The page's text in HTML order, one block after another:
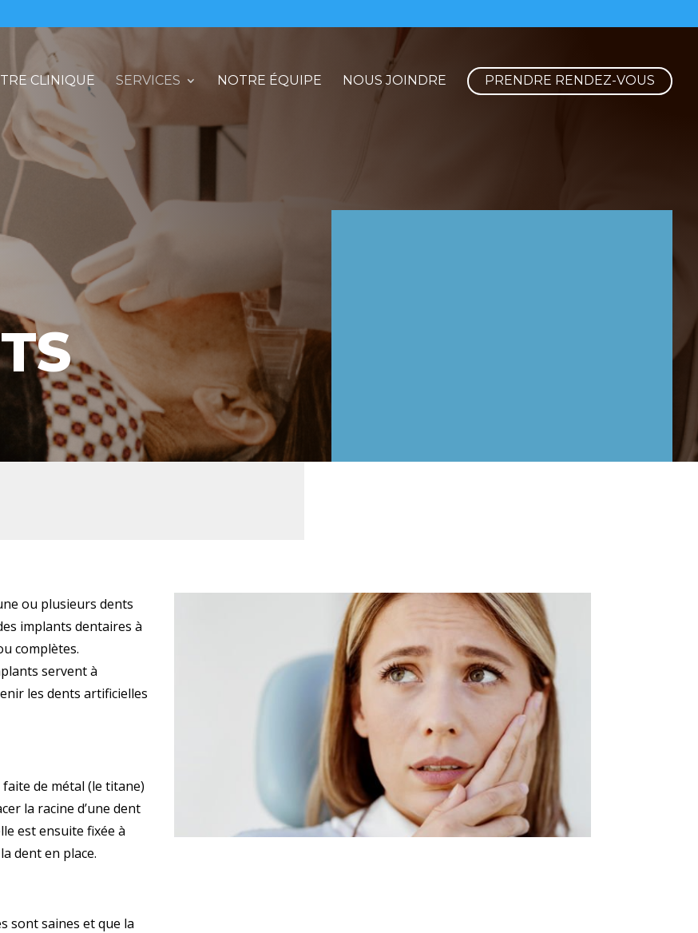
CLINIQUE SERVICES NOTRE ÉQUIPE NOUS JOINDRE PRENDRE RENDEZ-VOUS
ou plusieurs dents
implants dentaires à
complètes.
servent à
les dents artificielles
de métal (le titane)
la racine d’une dent
est ensuite fixée à
dent en place.
sont saines et que la